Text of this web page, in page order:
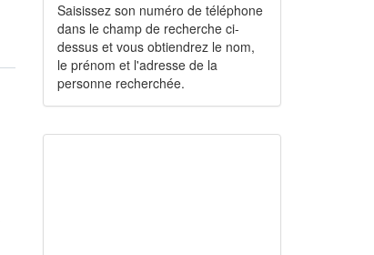
Saisissez son numéro de téléphone
dans le champ de recherche ci-
dessus et vous obtiendrez le nom,
le prénom et l'adresse de la
personne recherchée.